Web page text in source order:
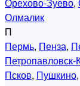
Олмалик
П
Пермь, Пенза,
Петропавловск-
Псков, Пушкино,